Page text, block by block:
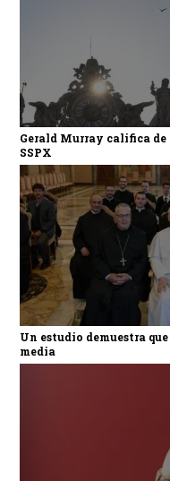
Gerald Murray califica de
SSPX
Un estudio demuestra
media